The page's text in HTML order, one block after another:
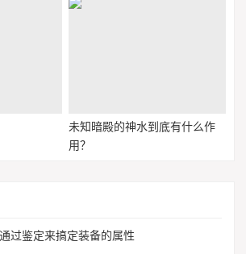
未知暗殿的神水到底有什么作
用？
过鉴定来搞定装备的属性